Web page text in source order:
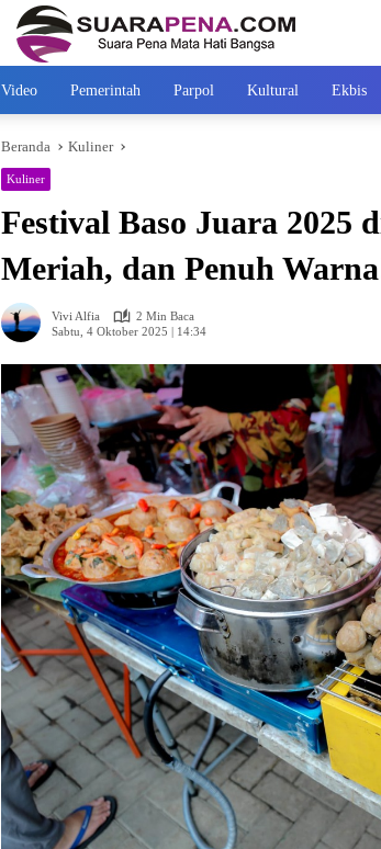
Video Pemerintah Parpol Kultural Ekbis
Beranda Kuliner
Kuliner
Festival Baso Juara 2025
Meriah, dan Penuh
Vivi Alfia
2 Min Baca
Sabtu, 4 Oktober 2025 | 14:34